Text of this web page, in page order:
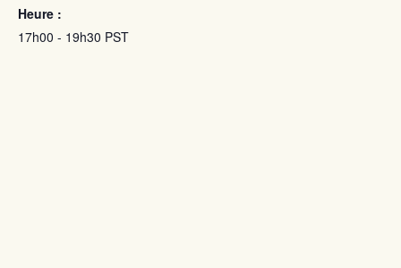
Heure :
17h00 - 19h30 PST